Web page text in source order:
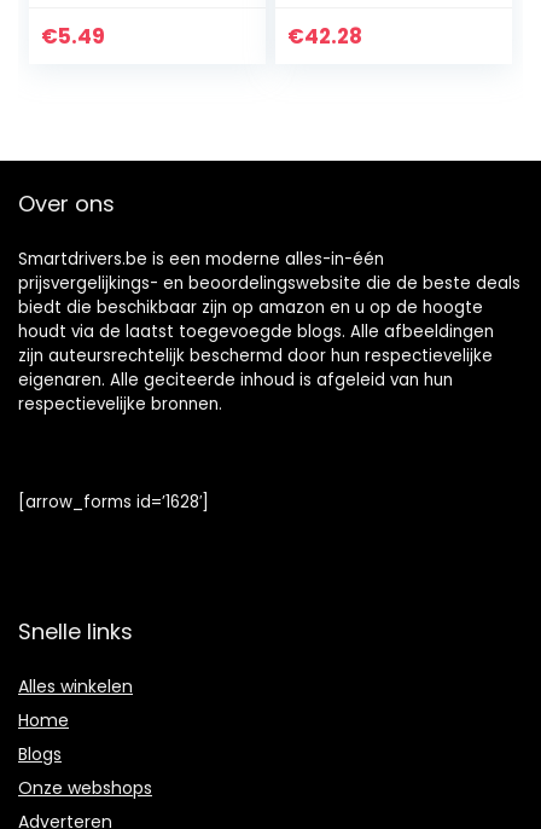
€5.49 €42.28
Over ons
Smartdrivers.be is een moderne alles-in-één
prijsvergelijkings- en beoordelingswebsite die de beste deals
biedt die beschikbaar zijn op amazon en u op de hoogte
houdt via de laatst toegevoegde blogs. Alle afbeeldingen
zijn auteursrechtelijk beschermd door hun respectievelijke
eigenaren. Alle geciteerde inhoud is afgeleid van hun
respectievelijke bronnen.
[arrow_forms id=’1628′]
Snelle links
Alles winkelen
Home
Blogs
Onze webshops
Adverteren